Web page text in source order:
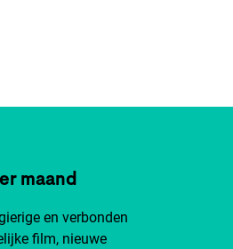
maand
en verbonden
film, nieuwe